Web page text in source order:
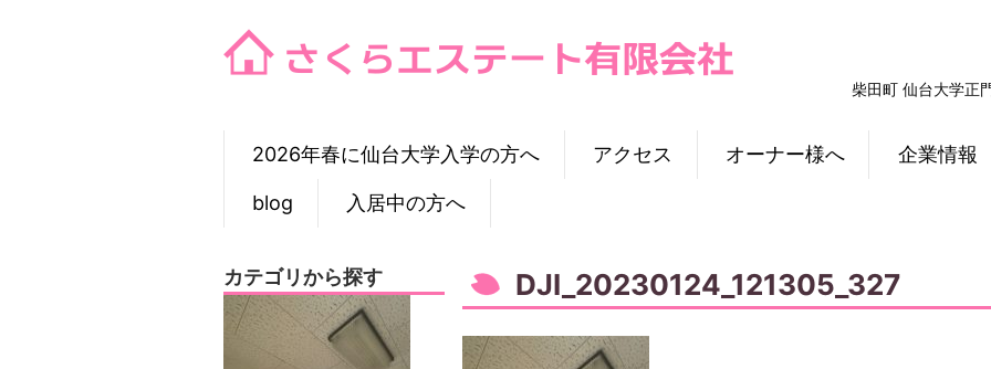
柴田町 仙台大学正
2026年春に仙台大学入学の方へ アクセス オーナー様へ 企業情報
blog 入居中の方へ
DJI_20230124_121305_327
カテゴリから探す